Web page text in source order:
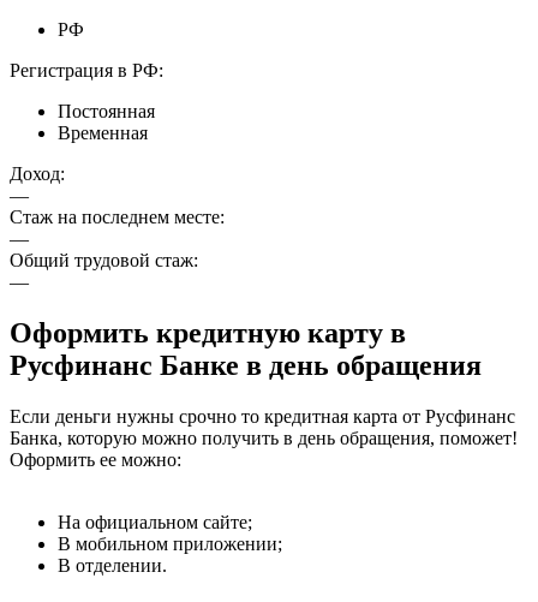
РФ
Регистрация в РФ:
Постоянная
Временная
Доход:
—
Стаж на последнем месте:
—
Общий трудовой стаж:
—
Оформить кредитную карту в
Русфинанс Банке в день обращения
Если деньги нужны срочно то кредитная карта от Русфинанс
Банка, которую можно получить в день обращения, поможет!
Оформить ее можно:
На официальном сайте;
В мобильном приложении;
В отделении.